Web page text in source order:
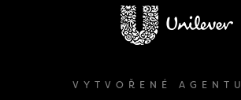
VYTVOŘENÉ